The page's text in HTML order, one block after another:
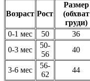
Возраст Рост
Размер
(обхват
груди)
0-1 мес
50
36
0-3 мес
50-
56
40
3-6 мес
56-
62
44